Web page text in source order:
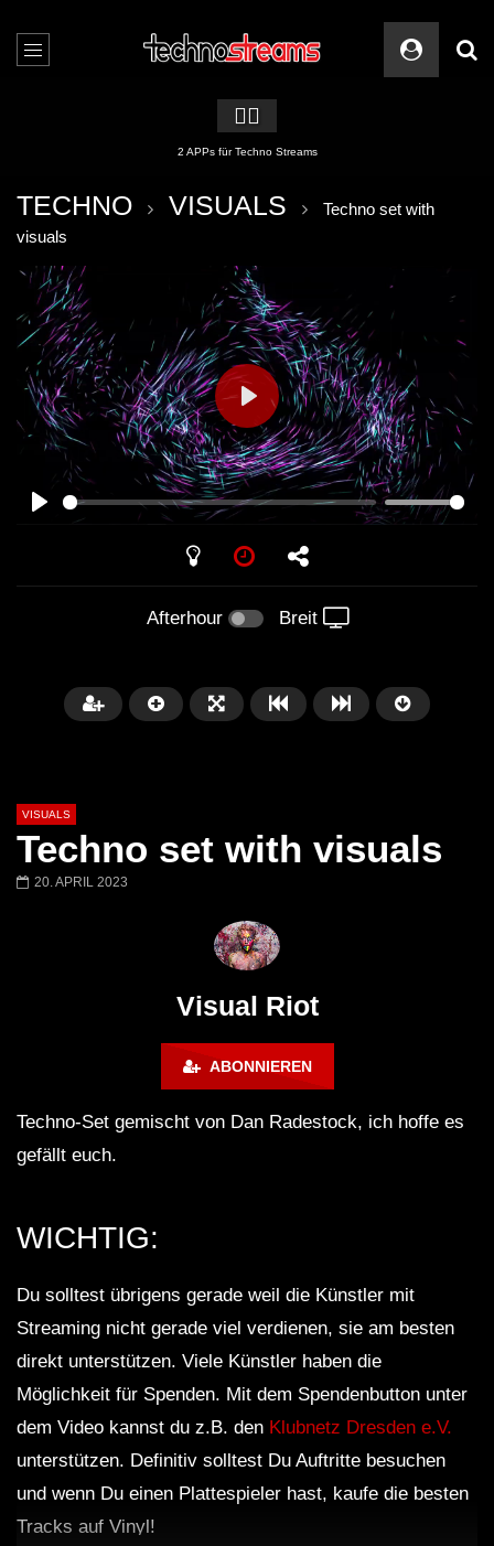
🏳️‍🌈
2 APPs für Techno Streams
TECHNO VISUALS
Techno set with
visuals
PLAY
PLAY
Afterhour Breit
Techno Mix December 2023
ANDATA | Adam Beyer | Thomas
Schumacher | Space 92 | UMEK |
VISUALS
Techno set with visuals
20. APRIL 2023
Visual Riot
ABONNIEREN
Techno-Set gemischt von Dan Radestock, ich hoffe es
gefällt euch.
WICHTIG:
Du solltest übrigens gerade weil die Künstler mit
Streaming nicht gerade viel verdienen, sie am besten
direkt unterstützen. Viele Künstler haben die
Möglichkeit für Spenden. Mit dem Spendenbutton unter
dem Video kannst du z.B. den Klubnetz Dresden e.V.
unterstützen. Definitiv solltest Du Auftritte besuchen
und wenn Du einen Plattespieler hast, kaufe die besten
Tracks auf Vinyl!